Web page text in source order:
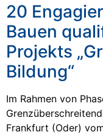
20
Bauen
Projekts
Bildung“
Im Rahmen von
Frankfurt (Oder)